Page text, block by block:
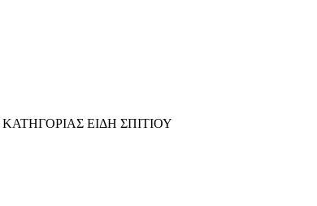
ΕΙΔΗ ΣΠΙΤΙΟΥ